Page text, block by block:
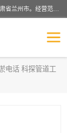
甘肃科探管道工程有限公司成立于2019年，注册地位于甘肃省兰州市。经营范围包括管道安装、清洗、疏通、维修、检测，防水工程，工程钻孔，化粪池清理，暖气安装，给排水管道安装维修，室内外管道如消防、供水、供热管道漏水检测定位，室内外防水堵漏等。
电话 科探管道工